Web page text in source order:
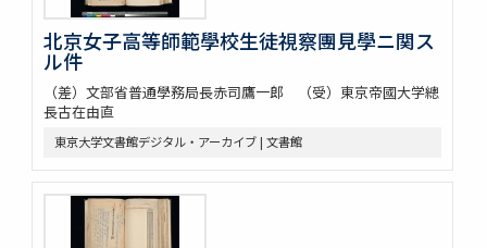
北京女子高等師範學校生徒視察團見學ニ関ス
ル件
（差）文部省普通學務局長赤司鷹一郎 （受）東京帝國大学總
長古在由直
東京大学文書館デジタル・アーカイブ | 文書館